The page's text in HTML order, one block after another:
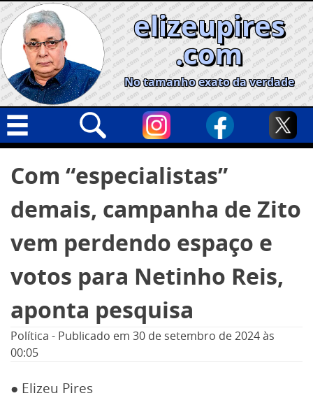
Skip
to
content
elizeupires
.com
No tamanho exato da verdade
Geral
Cidades
Opinião
Informe especial
por:
Com “especialistas”
demais, campanha de Zito
vem perdendo espaço e
votos para Netinho Reis,
aponta pesquisa
Política - Publicado em 30 de setembro de 2024às
00:05
● Elizeu Pires